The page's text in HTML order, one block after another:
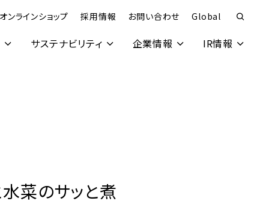
ンラインショップ 採用情報 お問い合わせ Global
サステナビリティ 企業情報 IR情報
菜のサッと煮